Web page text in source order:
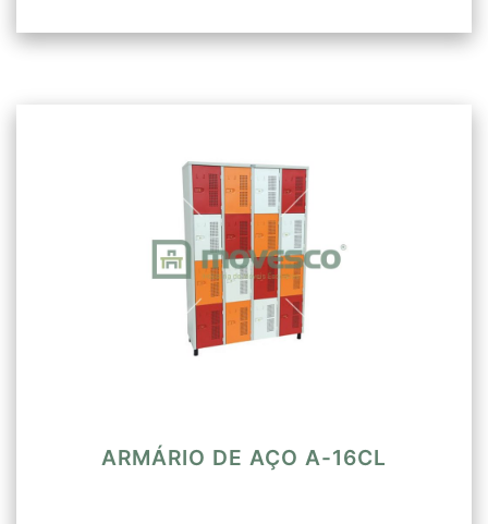
ARMÁRIO DE AÇO A-16CL